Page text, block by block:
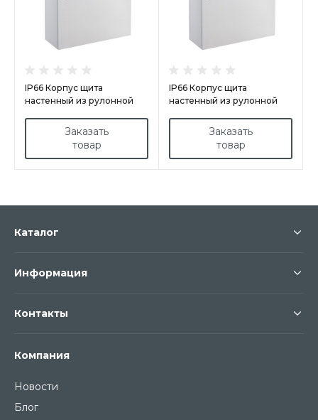
IP66 Корпус щита
настенный из рулонной
Заказать
товар
IP66 Корпус щита
настенный из рулонной
Заказать
товар
Компания
Новости
Блог
Каталог
Информация
Контакты